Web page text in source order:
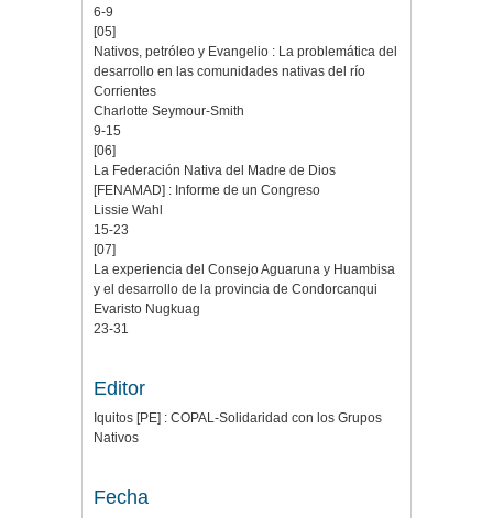
6-9
[05]
Nativos, petróleo y Evangelio : La problemática del
desarrollo en las comunidades nativas del río
Corrientes
Charlotte Seymour-Smith
9-15
[06]
La Federación Nativa del Madre de Dios
[FENAMAD] : Informe de un Congreso
Lissie Wahl
15-23
[07]
La experiencia del Consejo Aguaruna y Huambisa
y el desarrollo de la provincia de Condorcanqui
Evaristo Nugkuag
23-31
Editor
Iquitos [PE] : COPAL-Solidaridad con los Grupos
Nativos
Fecha